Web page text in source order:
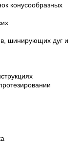
конусообразных
шинирующих дуг и